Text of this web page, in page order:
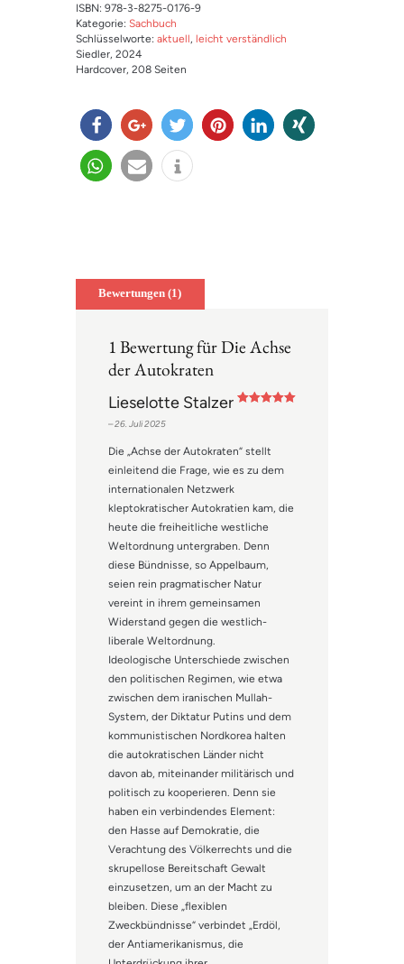
ISBN: 978-3-8275-0176-9
Kategorie: Sachbuch
Schlüsselworte: aktuell, leicht verständlich
Siedler, 2024
Hardcover, 208 Seiten
teilen teilen twitter
Bewertungen (1)
1 Bewertung fürDie Achse
der Autokraten
Lieselotte Stalzer
–26. Juli 2025
Die „Achse der Autokraten“ stellt
einleitend die Frage, wie es zu dem
internationalen Netzwerk
kleptokratischer Autokratien kam, die
heute die freiheitliche westliche
Weltordnung untergraben. Denn
diese Bündnisse, so Appelbaum,
seien rein pragmatischer Natur
vereint in ihrem gemeinsamen
Widerstand gegen die westlich-
liberale Weltordnung.
Ideologische Unterschiede zwischen
den politischen Regimen, wie etwa
zwischen dem iranischen Mullah-
System, der Diktatur Putins und dem
kommunistischen Nordkorea halten
die autokratischen Länder nicht
davon ab, miteinander militärisch und
politisch zu kooperieren. Denn sie
haben ein verbindendes Element:
den Hasse auf Demokratie, die
Verachtung des Völkerrechts und die
skrupellose Bereitschaft Gewalt
einzusetzen, um an der Macht zu
bleiben. Diese „flexiblen
Zweckbündnisse“ verbindet „Erdöl,
der Antiamerikanismus, die